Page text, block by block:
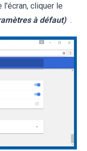
cliquer le
à défaut) .